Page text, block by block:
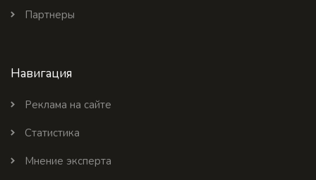
Партнеры
Навигация
Реклама на сайте
Статистика
Мнение эксперта